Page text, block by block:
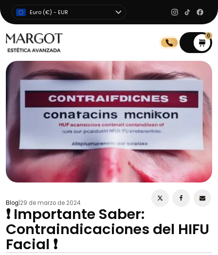
Euro (€) - EUR
0
Blog 29 de marzo de 2024
❗ Importante Saber:
Contraindicaciones del HIFU
Facial ❗